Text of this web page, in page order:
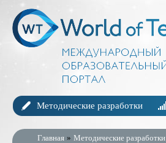
Методические разработки
Главная » Методические разработки